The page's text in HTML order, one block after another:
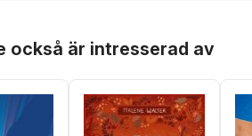
också är intresserad av